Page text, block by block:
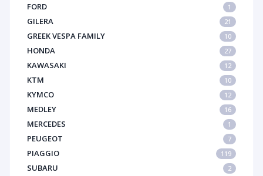
FORD 1
GILERA 21
GREEK VESPA FAMILY 10
HONDA 27
KAWASAKI 12
KTM 10
KYMCO 12
MEDLEY 16
MERCEDES 1
PEUGEOT 7
PIAGGIO 119
SUBARU 2